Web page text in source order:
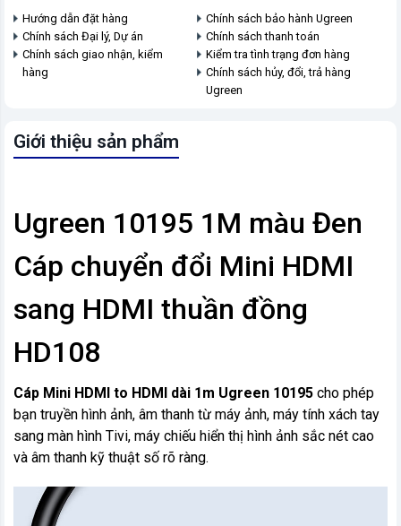
Hướng dẫn đặt hàng
Chính sách bảo hành Ugreen
Chính sách Đại lý, Dự án
Chính sách thanh toán
Chính sách giao nhận, kiểm
hàng
Kiểm tra tình trạng đơn hàng
Chính sách hủy, đổi, trả hàng
Ugreen
Giới thiệu sản phẩm
Ugreen 10195 1M màu Đen
Cáp chuyển đổi Mini HDMI
sang HDMI thuần đồng
HD108
Cáp Mini HDMI to HDMI dài 1m Ugreen 10195 cho phép
bạn truyền hình ảnh, âm thanh từ máy ảnh, máy tính xách tay
sang màn hình Tivi, máy chiếu hiển thị hình ảnh sắc nét cao
và âm thanh kỹ thuật số rõ ràng.